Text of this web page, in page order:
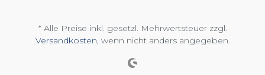
* Alle Preise inkl. gesetzl. Mehrwertsteuer zzgl.
Versandkosten , wenn nicht anders angegeben.